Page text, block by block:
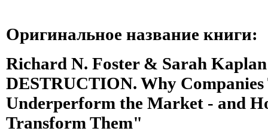
Оригинальное название книги:
Richard N. Foster & Sarah
DESTRUCTION. Why
Underperform the Market - and
Transform Them"